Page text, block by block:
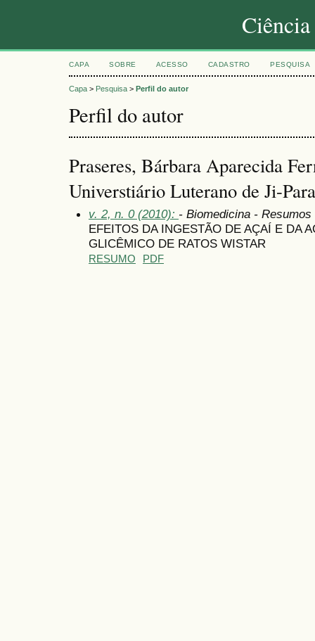
CAPA SOBRE ACESSO CADASTRO PESQUISA
Capa > Pesquisa > Perfil do autor
Perfil do autor
Praseres, Bárbara Aparecida
Universtiário Luterano de Ji-
v. 2, n. 0 (2010): - Biomedicina - Resumos
EFEITOS DA INGESTÃO DE AÇAÍ E DA
GLICÊMICO DE RATOS WISTAR
RESUMO PDF